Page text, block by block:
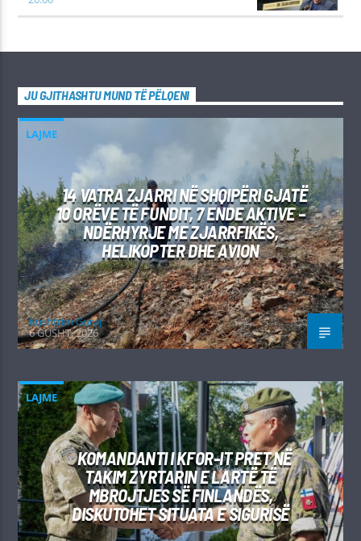
JU GJITHASHTU MUND TË PËLQENI
LAJME
14 VATRA ZJARRI NË SHQIPËRI GJATË
10 ORËVE TË FUNDIT, 7 ENDE AKTIVE –
NDËRHYRJE ME ZJARRFIKËS,
HELIKOPTER DHE AVION
Kushtrim Guraj
6 GUSHT, 2026
LAJME
KOMANDANTI I KFOR-IT PRET NË
TAKIM ZYRTARIN E LARTË TË
MBROJTJES SË FINLANDËS,
DISKUTOHET SITUATA E SIGURISË